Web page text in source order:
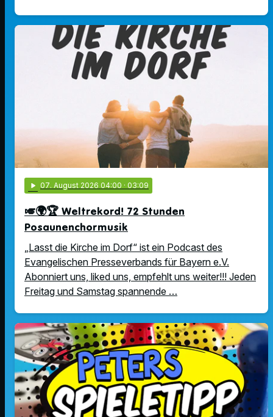
play_arrow 07. August 2026 04:00 · 03:09
🎺🌍🏆 Weltrekord! 72 Stunden
Posaunenchormusik
„Lasst die Kirche im Dorf“ ist ein Podcast des
Evangelischen Presseverbands für Bayern e.V.
Abonniert uns, liked uns, empfehlt uns weiter!!! Jeden
Freitag und Samstag spannende …